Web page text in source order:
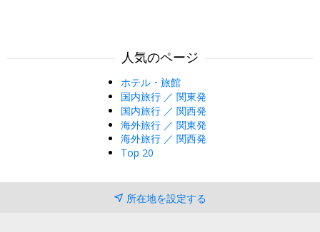
人気のページ
ホテル・旅館
国内旅行 ／ 関東発
国内旅行 ／ 関西発
海外旅行 ／ 関東発
海外旅行 ／ 関西発
Top 20
所在地を設定する